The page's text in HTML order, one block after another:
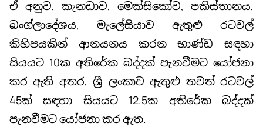
ඒ අනුව, කැනඩාව, මෙක්සිකෝව, පකිස්තානය,
බංග්ලාදේශය, මැලේසියාව ඇතුළු රටවල්
කිහිපයකින් ආනයනය කරන භාණ්ඩ සඳහා
සියයට 10ක අතිරේක බද්දක් පැනවීමට යෝජනා
කර ඇති අතර, ශ්‍රී ලංකාව ඇතුළු තවත් රටවල්
45ක් සඳහා සියයට 12.5ක අතිරේක බද්දක්
පැනවීමට යෝජනා කර ඇත.